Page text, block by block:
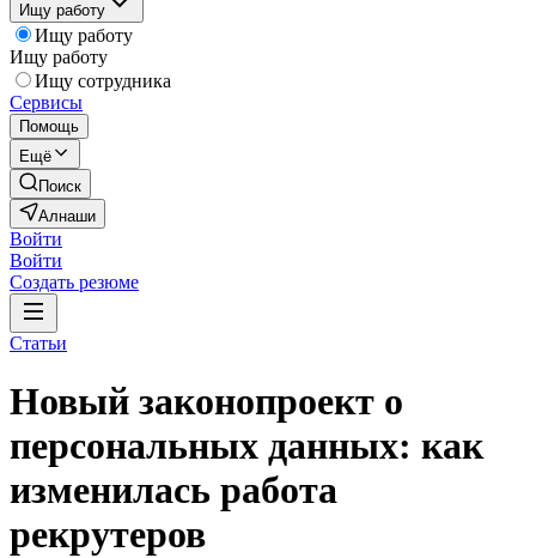
Ищу работу
Ищу работу
Ищу работу
Ищу сотрудника
Сервисы
Помощь
Ещё
Поиск
Алнаши
Войти
Войти
Создать резюме
Статьи
Новый законопроект о
персональных данных: как
изменилась работа
рекрутеров